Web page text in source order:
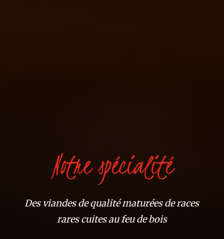
Notre spécialité
Des viandes de qualité maturées de races
rares cuites au feu de bois